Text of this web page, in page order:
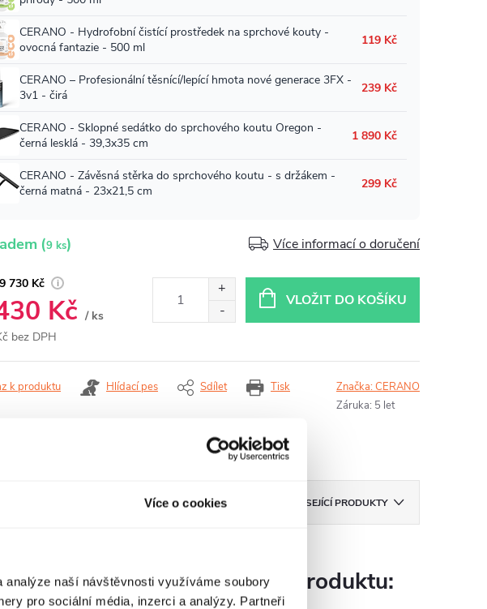
Více o cookies
naší návštěvnosti využíváme soubory
pro sociální média, inzerci a analýzy. Partneři
(9 ks) Více informací o doručení
730 Kč
Kč / ks
bez DPH
VLOŽIT DO KOŠÍKU
Tisk
k produktu Hlídací pes Sdílet Značka:CERANO
Záruka: 5 let
ZNAČKA CERANO SOUVISEJÍCÍ PRODUKTY
Parametry produktu: